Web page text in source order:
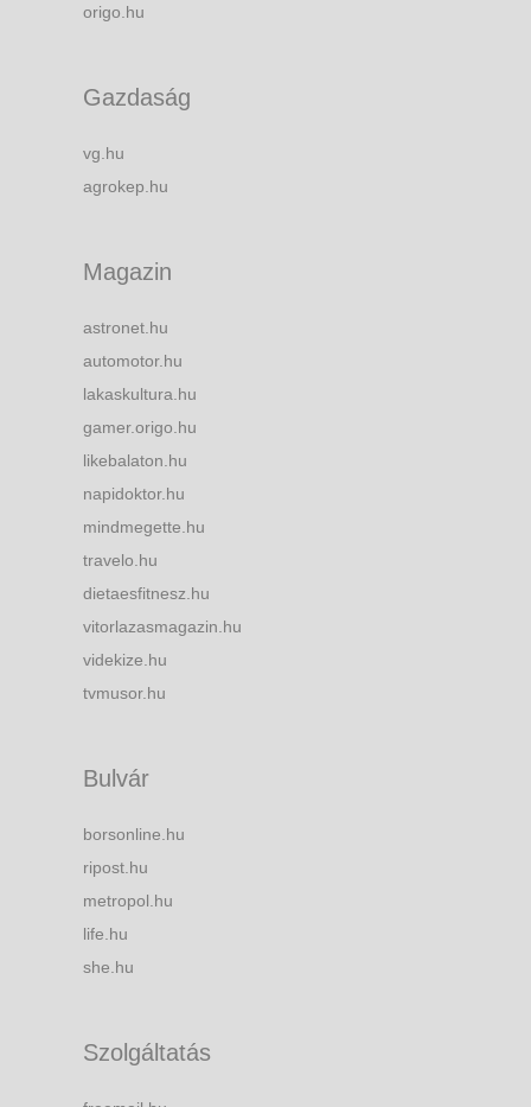
origo.hu
Gazdaság
vg.hu
agrokep.hu
Magazin
astronet.hu
automotor.hu
lakaskultura.hu
gamer.origo.hu
likebalaton.hu
napidoktor.hu
mindmegette.hu
travelo.hu
dietaesfitnesz.hu
vitorlazasmagazin.hu
videkize.hu
tvmusor.hu
Bulvár
borsonline.hu
ripost.hu
metropol.hu
life.hu
she.hu
Szolgáltatás